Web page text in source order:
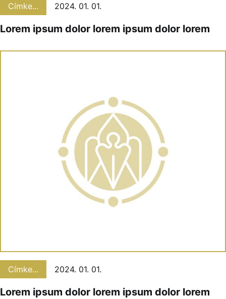
Címke... 2024. 01. 01.
Lorem ipsum dolor lorem ipsum dolor lorem
Címke... 2024. 01. 01.
Lorem ipsum dolor lorem ipsum dolor lorem